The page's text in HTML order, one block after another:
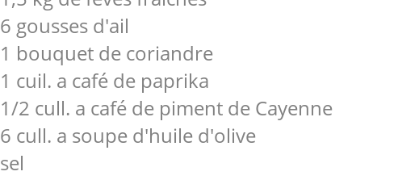
6 gousses d'ail
1 bouquet de coriandre
1 cuil. a café de paprika
1/2 cull. a café de piment de Cayenne
6 cull. a soupe d'huile d'olive
sel